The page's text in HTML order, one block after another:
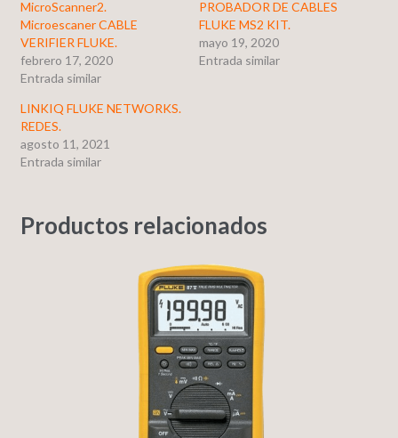
MicroScanner2.
Microescaner CABLE
VERIFIER FLUKE.
febrero 17, 2020
Entrada similar
PROBADOR DE CABLES
FLUKE MS2 KIT.
mayo 19, 2020
Entrada similar
LINKIQ FLUKE NETWORKS.
REDES.
agosto 11, 2021
Entrada similar
Productos relacionados